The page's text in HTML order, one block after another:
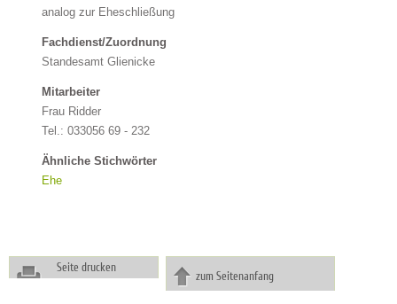
analog zur Eheschließung
Fachdienst/Zuordnung
Standesamt Glienicke
Mitarbeiter
Frau Ridder
Tel.: 033056 69 - 232
Ähnliche Stichwörter
Ehe
Seite drucken
zum Seitenanfang